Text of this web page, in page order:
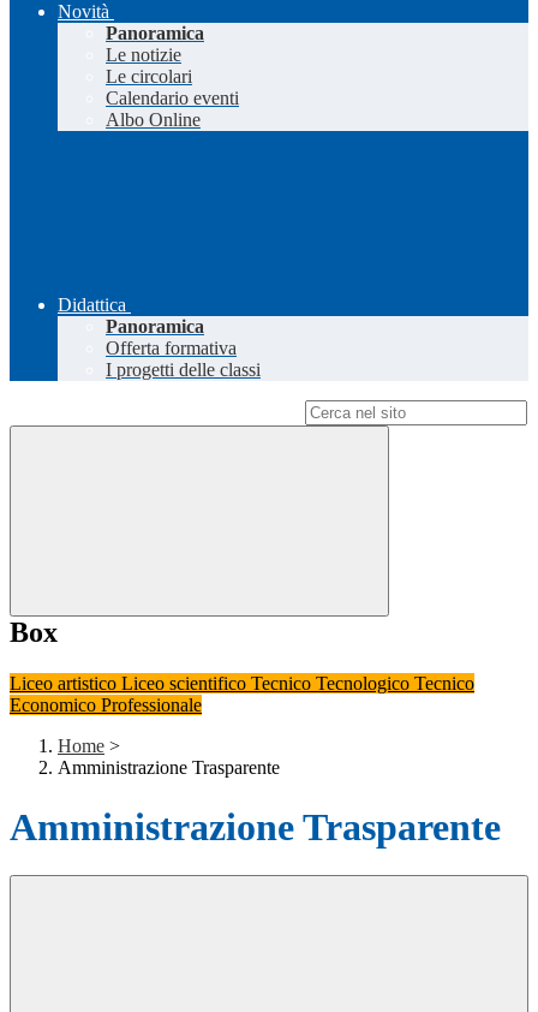
Novità
Panoramica
Le notizie
Le circolari
Calendario eventi
Albo Online
Didattica
Panoramica
Offerta formativa
I progetti delle classi
Box
Liceo artistico Liceo scientifico Tecnico Tecnologico Tecnico
Economico Professionale
Home >
Amministrazione Trasparente
Amministrazione Trasparente